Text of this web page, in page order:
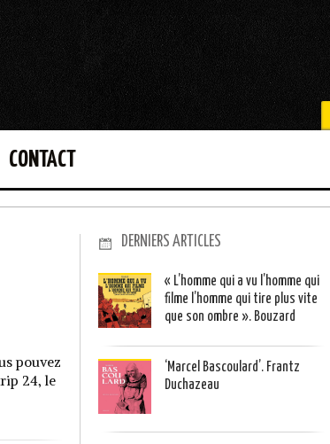
CONTACT
pouvez
24, le
DERNIERS ARTICLES
« L’homme qui a vu l’homme qui
filme l’homme qui tire plus vite
que son ombre ». Bouzard
‘Marcel Bascoulard’. Frantz
Duchazeau